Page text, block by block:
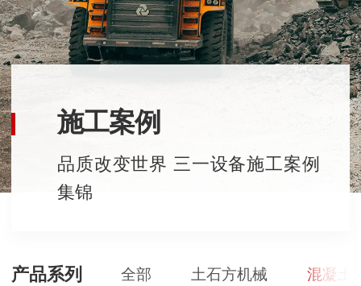
施工案例
品质改变世界 三一设备施工案例
集锦
产品系列 全部 土石方机械 混凝土